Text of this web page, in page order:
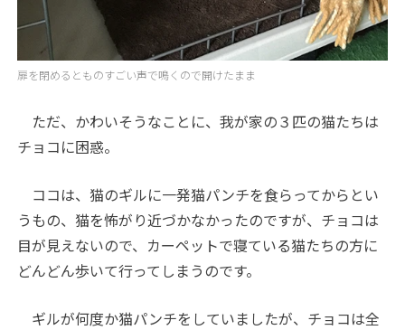
扉を閉めるとものすごい声で鳴くので開けたまま
ただ、かわいそうなことに、我が家の３匹の猫たちは
チョコに困惑。
ココは、猫のギルに一発猫パンチを食らってからとい
うもの、猫を怖がり近づかなかったのですが、チョコは
目が見えないので、カーペットで寝ている猫たちの方に
どんどん歩いて行ってしまうのです。
ギルが何度か猫パンチをしていましたが、チョコは全